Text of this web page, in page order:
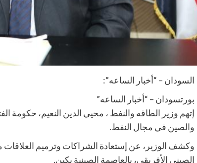
السودان – “أخبار الساعه”:
بورتسودان – “أخبار الساعه”
إتهم وزير الطاقه والنفط ، محيي الدين النعيم، حكومة
والصين في مجال النفط.
وكشف الوزير، عن إستعادة الشراكات وترميم العلاقات
الصيني الأفريقي، بالعاصمة الصينية بكين.